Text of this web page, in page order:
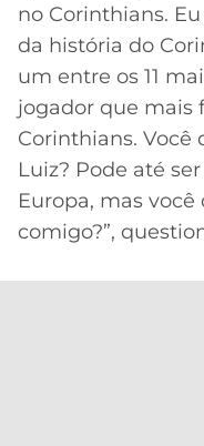
no Corinthians.
da história do
um entre os 11
jogador que mais
Corinthians. Você
Luiz? Pode até
Europa, mas
comigo?”,